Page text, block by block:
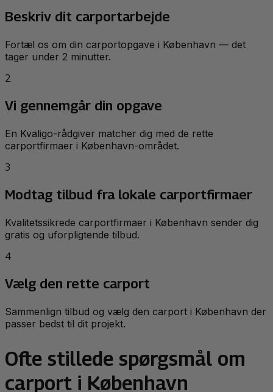
Beskriv dit carportarbejde
Fortæl os om din carportopgave i København — det
tager under 2 minutter.
2
Vi gennemgår din opgave
En Kvaligo-rådgiver matcher dig med de rette
carportfirmaer i København-området.
3
Modtag tilbud fra lokale carportfirmaer
Kvalitetssikrede carportfirmaer i København sender dig
gratis og uforpligtende tilbud.
4
Vælg den rette carport
Sammenlign tilbud og vælg den carport i København der
passer bedst til dit projekt.
Ofte stillede spørgsmål om
carport i København